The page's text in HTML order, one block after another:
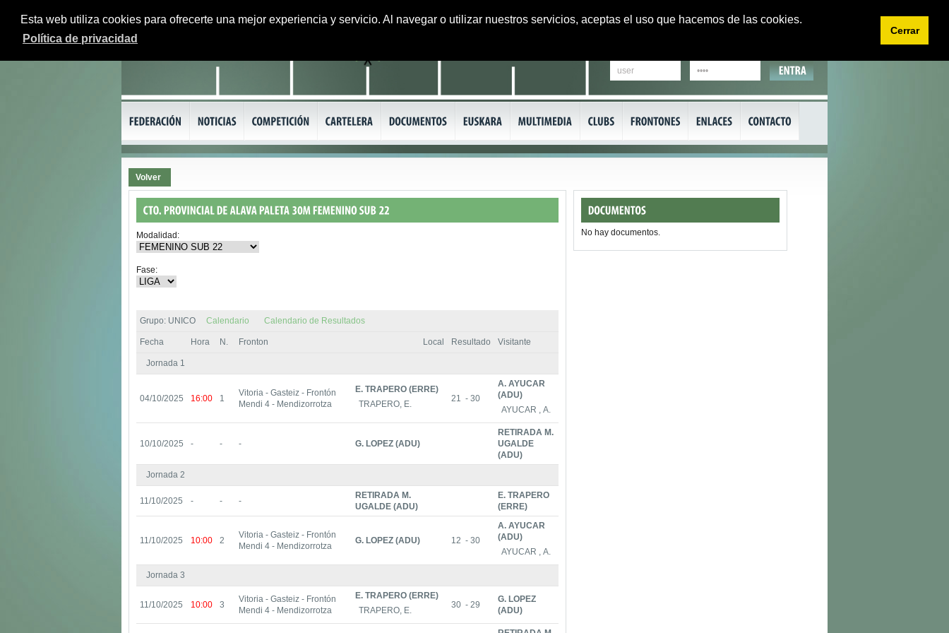
Esta web utiliza cookies para ofrecerte una mejor experiencia y servicio. Al navegar o utilizar nuestros servicios, aceptas el uso que hacemos de las cookies.
Política de privacidad
Cerrar
Volver
Modalidad:
Fase:
Grupo: UNICO Calendario Calendario de Resultados
Fecha Hora N. Fronton Local Resultado Visitante
Jornada 1
04/10/2025 16:00 1
Vitoria - Gasteiz - Frontón
Mendi 4 - Mendizorrotza
E. TRAPERO (ERRE)
TRAPERO, E.
21 - 30
A. AYUCAR
(ADU)
AYUCAR , A.
10/10/2025 - - - G. LOPEZ (ADU)
RETIRADA M.
UGALDE
(ADU)
Jornada 2
11/10/2025 - - -
RETIRADA M.
UGALDE (ADU)
E. TRAPERO
(ERRE)
11/10/2025 10:00 2
Vitoria - Gasteiz - Frontón
Mendi 4 - Mendizorrotza
G. LOPEZ (ADU) 12 - 30
A. AYUCAR
(ADU)
AYUCAR , A.
Jornada 3
11/10/2025 10:00 3
Vitoria - Gasteiz - Frontón
Mendi 4 - Mendizorrotza
E. TRAPERO (ERRE)
TRAPERO, E.
30 - 29
G. LOPEZ
(ADU)
No hay documentos.